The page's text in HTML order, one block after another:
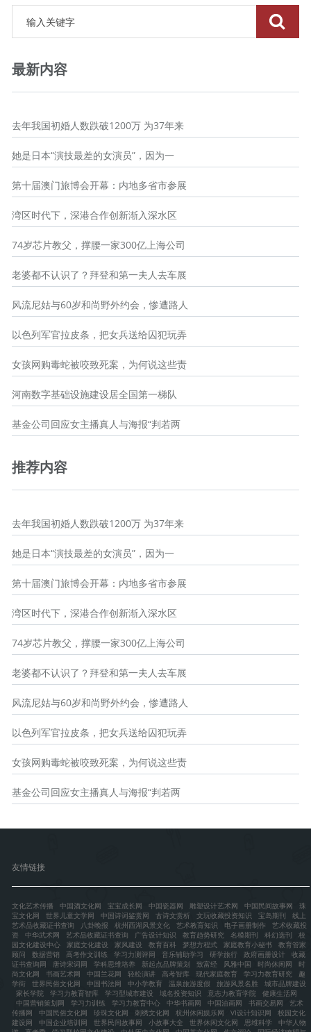
最新内容
去年我国初婚人数跌破1200万 为37年来
她是日本“演技最差的女演员”，因为一
第十届澳门旅博会开幕：内地多省市参展
湾区时代下，深港合作创新渐入深水区
74岁芯片教父，撑腰一家300亿上海公司
老婆都不认识了？拜登和第一夫人去车展
风流尼姑与60岁和尚野外约会，惨遭路人
以色列军官拉皮条，把女兵送给囚犯玩弄
女孩网购毒蛇被咬致死案，为何说这些责
河南数字基础设施建设居全国第一梯队
基金公司回应女主播真人与海报“判若两
推荐内容
去年我国初婚人数跌破1200万 为37年来
她是日本“演技最差的女演员”，因为一
第十届澳门旅博会开幕：内地多省市参展
湾区时代下，深港合作创新渐入深水区
74岁芯片教父，撑腰一家300亿上海公司
老婆都不认识了？拜登和第一夫人去车展
风流尼姑与60岁和尚野外约会，惨遭路人
以色列军官拉皮条，把女兵送给囚犯玩弄
女孩网购毒蛇被咬致死案，为何说这些责
基金公司回应女主播真人与海报“判若两
友情链接
文化艺术传播 中国酒文化网 宝宝成长网 中国瓷器网 雕塑设计艺术网 中国民间故事网
珠
宝文化网
世界儿童文学网 中国诗词鉴赏网 古诗文赏析 文玩收藏投资知识 宝岛期刊
线上
艺术品收藏证书查询
八卦晚报 杭州西湖风景文化 艺术教育知识 电子画册制作
艺术收藏投
资
中华武术网 艺术品收藏证书查询 广告设计知识 教育趋势研究 名模期刊 科幻选刊
校
园文化建设中心
家庭文化建设 家风建设 教育百科 梦想方程式 家庭教育小秘书
教育管家
顾问
数据营销 高考作文训练 学习力测评网 音乐辅助学习 研学旅行 政府画册设计
收藏
证书查询网
唐诗宋词网 学科思维培养 新起点品牌策划 致富经 风雅中国 时尚休闲网
时
尚文化网
书画艺术网 中国兰花网 轻松演讲 高考智库 现代家庭教育 学习力教育研究
趣
学街
世界民俗文化网 中国书法网 中小学教育 温泉旅游度假 旅游风景名胜
城市品牌建设
家长学院
学习力教育智库 学习型城市建设 域名投资知识 意志力教育学院
健康生活网
中国营销策划网
学习力训练 学习力教育中心 中华书画网 中国油画网 书画交易网
艺术
传播网
中国民俗文化网 珍珠文化网 刺绣文化网 杭州休闲娱乐网 VI设计知识网
校园文化
建设网
中国企业培训网 世界民间故事网 小故事大全 世界休闲文化网 思维科学
中华人物